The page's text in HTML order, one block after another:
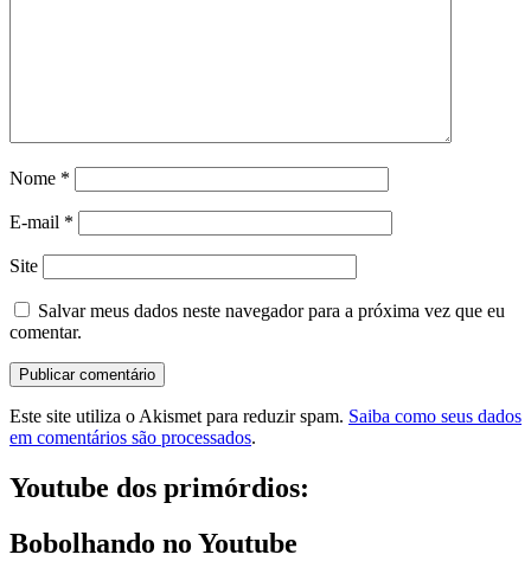
Nome *
E-mail *
Site
Salvar meus dados neste navegador para a próxima vez que eu
comentar.
Este site utiliza o Akismet para reduzir spam. Saiba como seus dados
em comentários são processados.
Youtube dos primórdios:
Bobolhando no Youtube